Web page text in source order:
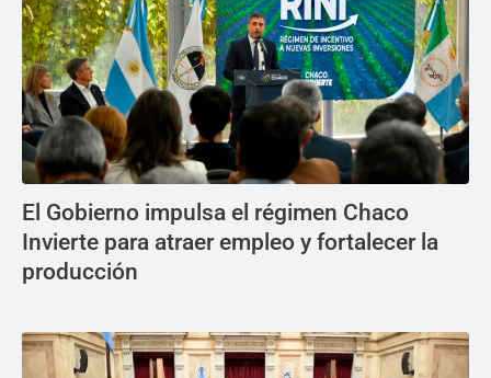
El Gobierno impulsa el régimen Chaco
Invierte para atraer empleo y fortalecer la
producción